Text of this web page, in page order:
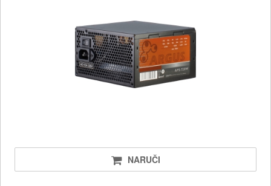
NARUČI